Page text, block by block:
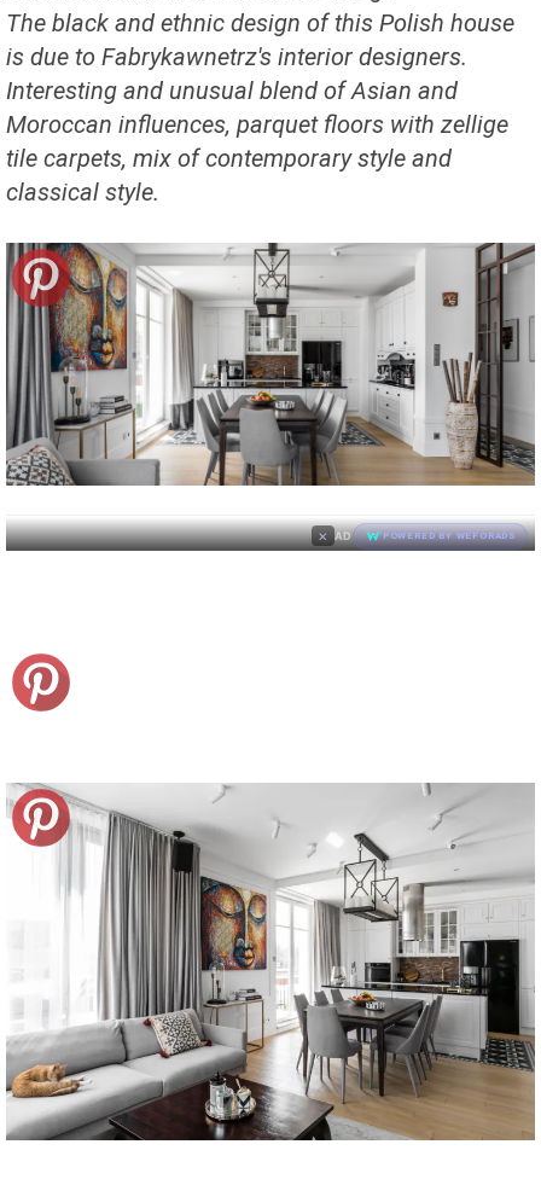
The black and ethnic design of this Polish house
is due to Fabrykawnetrz's interior designers.
Interesting and unusual blend of Asian and
Moroccan influences, parquet floors with zellige
tile carpets, mix of contemporary style and
classical style.
× AD POWERED BY WEFORADS